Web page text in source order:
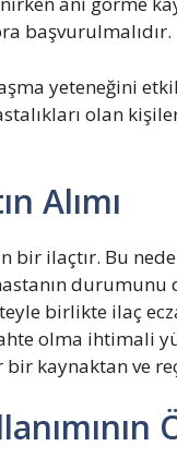
başvurulmalıdır.
yeteneğini
olan
Alımı
bir ilaçtır. Bu
durumunu
birlikte ilaç
olma ihtimali
kaynaktan ve